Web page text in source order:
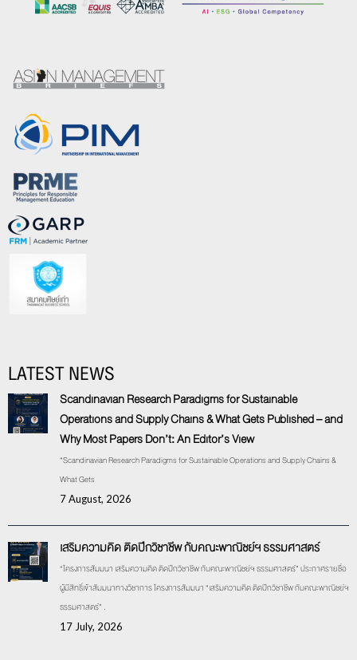
LATEST NEWS
Scandinavian Research Paradigms for Sustainable
Operations and Supply Chains & What Gets Published – and
Why Most Papers Don’t: An Editor’s View
“Scandinavian Research Paradigms for Sustainable Operations and Supply Chains &
What Gets
7 August, 2026
เสริมความคิด ติดปีกวิชาชีพ กับคณะพาณิชย์ฯ ธรรมศาสตร์
“โครงการสัมมนา เสริมความคิด ติดปีกวิชาชีพ กับคณะพาณิชย์ฯ ธรรมศาสตร์” ประกาศรายชื่อ
ผู้มีสิทธิ์เข้าสัมมนาทางวิชาการ โครงการสัมมนา “เสริมความคิด ติดปีกวิชาชีพ กับคณะพาณิชย์ฯ
ธรรมศาสตร์” .
17 July, 2026